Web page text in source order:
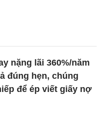
nặng lãi 360%/năm
đúng hẹn, chúng
để ép viết giấy nợ